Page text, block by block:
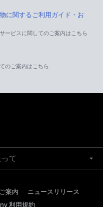
に関するご利用ガイド・お
ービスに関してのご案内はこちら
のご案内はこちら
て
案内
ニュースリリース
利用規約